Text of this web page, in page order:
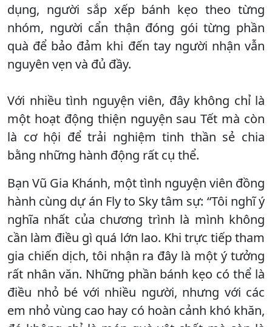
dụng, người sắp xếp bánh kẹo theo từng
nhóm, người cẩn thận đóng gói từng phần
quà để bảo đảm khi đến tay người nhận vẫn
nguyên vẹn và đủ đầy.
Với nhiều tình nguyện viên, đây không chỉ là
một hoạt động thiện nguyện sau Tết mà còn
là cơ hội để trải nghiệm tinh thần sẻ chia
bằng những hành động rất cụ thể.
Bạn Vũ Gia Khánh, một tình nguyện viên đồng
hành cùng dự án Fly to Sky tâm sự: “Tôi nghĩ ý
nghĩa nhất của chương trình là mình không
cần làm điều gì quá lớn lao. Khi trực tiếp tham
gia chiến dịch, tôi nhận ra đây là một ý tưởng
rất nhân văn. Những phần bánh kẹo có thể là
điều nhỏ bé với nhiều người, nhưng với các
em nhỏ vùng cao hay có hoàn cảnh khó khăn,